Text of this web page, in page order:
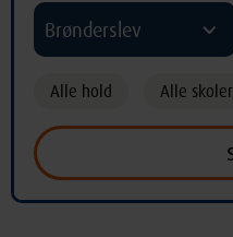
Brønderslev ^
Alle hold Alle skoler